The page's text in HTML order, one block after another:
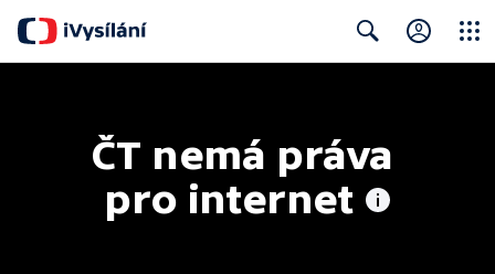
ČT nemá práva
pro internet